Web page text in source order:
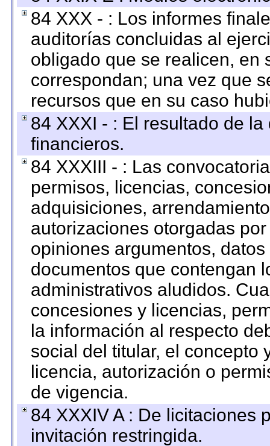
84 XXX - : Los informes
auditorías concluidas al
obligado que se realicen, en
correspondan; una vez que
recursos que en su caso
84 XXXI - : El resultado de
financieros.
84 XXXIII - : Las
permisos, licencias,
adquisiciones,
autorizaciones otorgadas
opiniones argumentos,
documentos que contengan
administrativos aludidos.
concesiones y licencias,
la información al respecto
social del titular, el concepto
licencia, autorización o
de vigencia.
84 XXXIV A : De licitaciones
invitación restringida.